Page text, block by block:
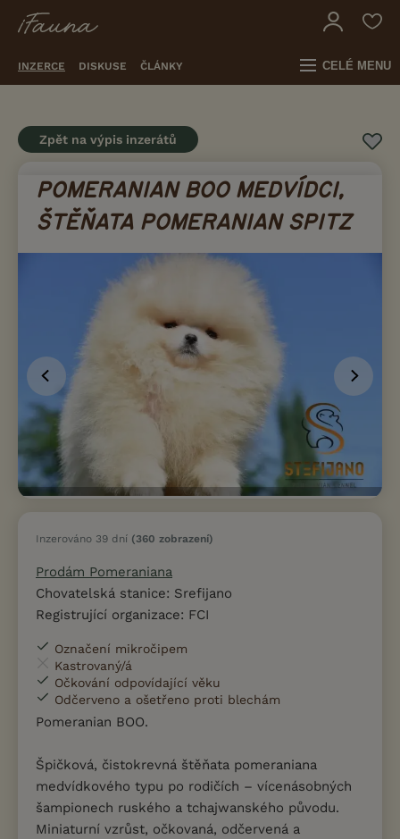
INZERCE DISKUSE ČLÁNKY CELÉ MENU
Zpět na výpis inzerátů
Inzerováno 39 dní (360 zobrazení)
Prodám Pomeraniana
Chovatelská stanice: Srefijano
Registrující organizace: FCI
Označení mikročipem
Kastrovaný/á
Očkování odpovídající věku
Odčerveno a ošetřeno proti blechám
Pomeranian BOO.
Špičková, čistokrevná štěňata pomeraniana
medvídkového typu po rodičích – vícenásobných
šampionech ruského a tchajwanského původu.
Miniaturní vzrůst, očkovaná, odčervená a
POMERANIAN BOO MEDVÍDCI,
ŠTĚŇATA POMERANIAN SPITZ